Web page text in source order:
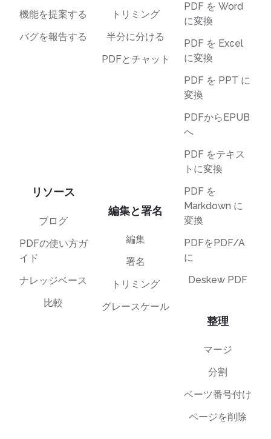
機能を提案する
バグを報告する
リソース
ブログ
PDFの使い方ガ
イド
ナレッジベース
比較
トリミング
半分に分ける
PDFとチャット
編集と署名
編集
署名
トリミング
グレースケール
PDF を Word
に変換
PDF を Excel
に変換
PDF を PPT に
変換
PDFからEPUB
へ
PDF をテキス
トに変換
PDF を
Markdown に
変換
PDFをPDF/A
に
Deskew PDF
整理
マージ
分割
ベーツ番号付け
ページを削除